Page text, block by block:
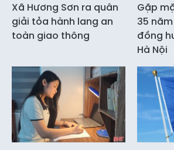
Xã Hương Sơn ra quân
giải tỏa hành lang an
toàn giao thông
Gặp
35
đồng
Hà Nội